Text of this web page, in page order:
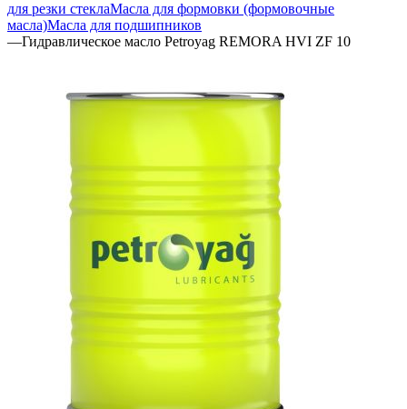
для резки стеклаМасла для формовки (формовочные
масла)Масла для подшипников
—Гидравлическое масло Petroyag REMORA HVI ZF 10